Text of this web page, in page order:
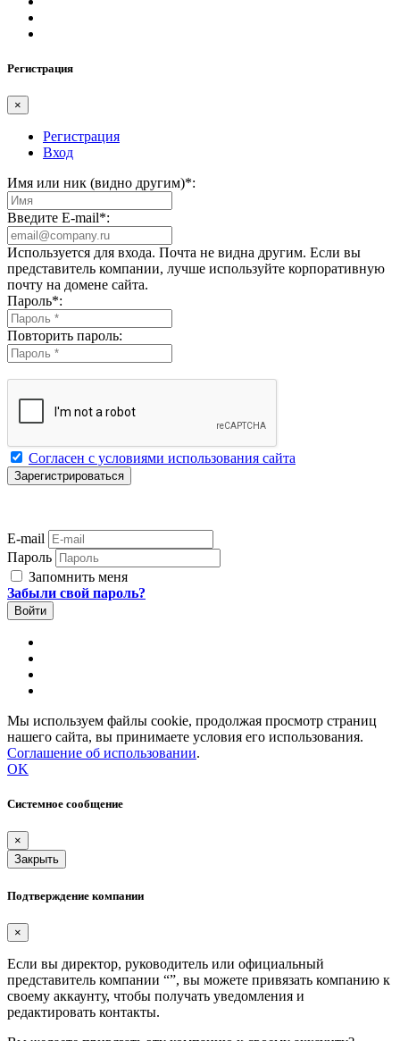
Регистрация
×
Регистрация
Вход
Имя или ник (видно другим)*:
Введите E-mail*:
Используется для входа. Почта не видна другим. Если вы
представитель компании, лучше используйте корпоративную
почту на домене сайта.
Пароль*:
Повторить пароль:
Согласен с условиями использования сайта
E-mail
Пароль
Запомнить меня
Забыли свой пароль?
Мы используем файлы cookie, продолжая просмотр страниц
нашего сайта, вы принимаете условия его использования.
Соглашение об использовании.
OK
Системное сообщение
×
Закрыть
Подтверждение компании
×
Если вы директор, руководитель или официальный
представитель компании “”, вы можете привязать компанию к
своему аккаунту, чтобы получать уведомления и
редактировать контакты.